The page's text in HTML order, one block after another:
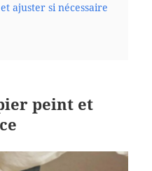
ajuster si nécessaire
peint et